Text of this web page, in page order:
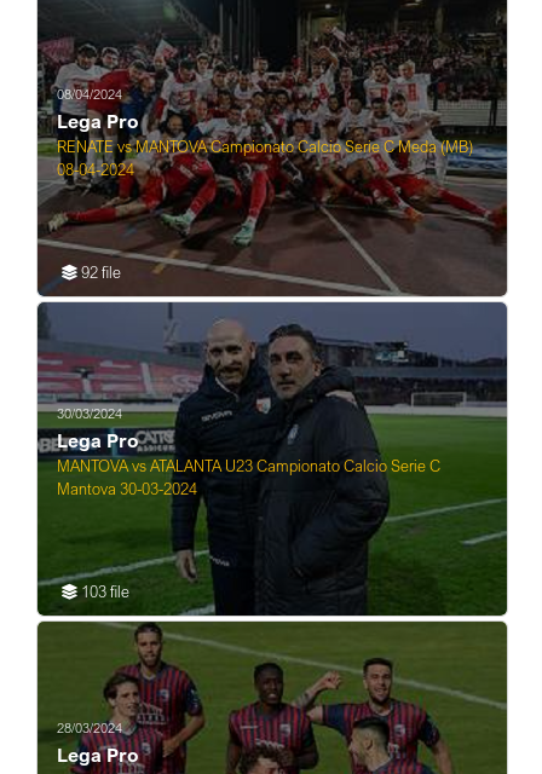
08/04/2024
Lega Pro
RENATE vs MANTOVA Campionato Calcio Serie C Meda (MB)
08-04-2024
92 file
30/03/2024
Lega Pro
MANTOVA vs ATALANTA U23 Campionato Calcio Serie C
Mantova 30-03-2024
103 file
28/03/2024
Lega Pro